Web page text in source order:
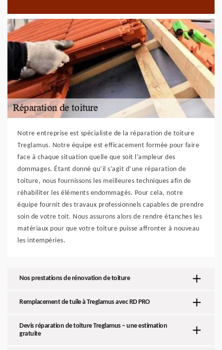
Notre entreprise est spécialiste de la réparation de toiture
Treglamus. Notre équipe est efficacement formée pour faire
face à chaque situation quelle que soit l’ampleur des
dommages. Étant donné qu’il s’agit d’une réparation de
toiture, nous fournissons les meilleures techniques afin de
réhabiliter les éléments endommagés. Pour cela, notre
équipe fournit des travaux professionnels capables de prendre
soin de votre toit. Nous assurons alors de rendre étanches les
matériaux pour que votre toiture puisse affronter à nouveau
les intempéries.
Nos prestations de rénovation de toiture
Remplacement de tuile à Treglamus avec RD PRO
Devis réparation de toiture Treglamus – une estimation
gratuite